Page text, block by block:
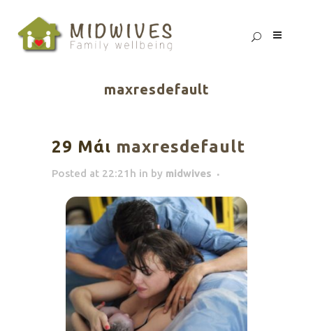
maxresdefault
29 Μάι maxresdefault
Posted at 22:21h in by midwives